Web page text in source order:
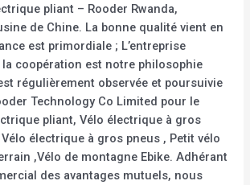
pliant – Rooder Rwanda,
de Chine. La bonne qualité vient en
est primordiale ; L’entreprise
coopération est notre philosophie
régulièrement observée et poursuivie
Technology Co Limited pour le
pliant, Vélo électrique à gros
électrique à gros pneus , Petit vélo
,Vélo de montagne Ebike. Adhérant
des avantages mutuels, nous